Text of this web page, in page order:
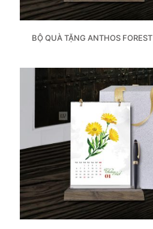
BỘ QUÀ TẶNG ANTHOS FOREST